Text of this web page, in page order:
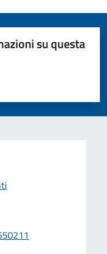
su questa